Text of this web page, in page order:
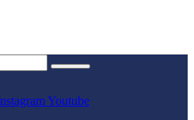
Youtube